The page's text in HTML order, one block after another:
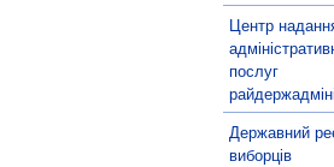
Центр
послуг
Державний
виборців